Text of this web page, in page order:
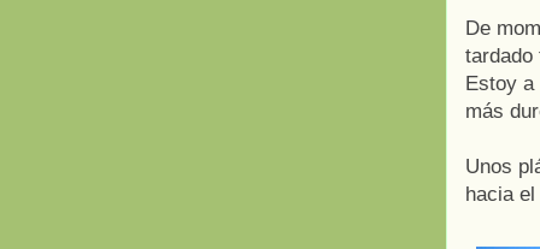
De
tardado
Estoy a
más
Unos
hacia